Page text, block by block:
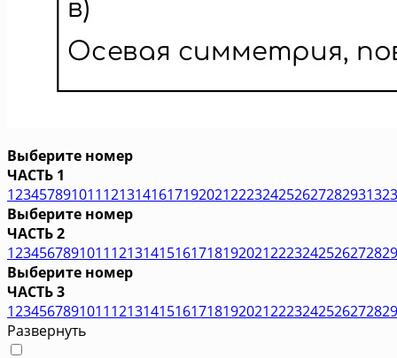
Выберите номер
ЧАСТЬ 1
123457891011121314161719202122232425262728293132
Выберите номер
ЧАСТЬ 2
1234567891011121314151617181920212223242526272829
Выберите номер
ЧАСТЬ 3
1234567891011121314151617181920212223242526272829
Развернуть